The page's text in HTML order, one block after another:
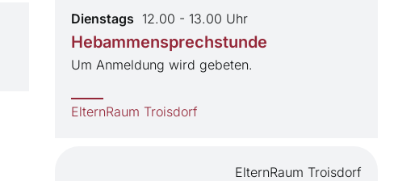
Dienstags 12.00 - 13.00 Uhr
Hebammensprechstunde
Um Anmeldung wird gebeten.
ElternRaum Troisdorf
ElternRaum Troisdorf